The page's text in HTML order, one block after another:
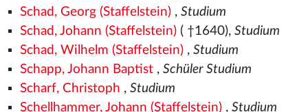
Schad, Georg (Staffelstein), Studium
Schad, Johann (Staffelstein)( †1640), Studium
Schad, Wilhelm (Staffelstein), Studium
Schapp, Johann Baptist, Schüler Studium
Scharf, Christoph , Studium
Schellhammer, Johann (Staffelstein), Studium